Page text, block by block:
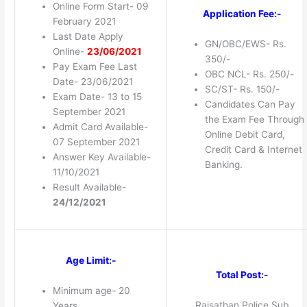
Online Form Start- 09
February 2021
Last Date Apply
Online- 23/06/2021
Pay Exam Fee Last
Date- 23/06/2021
Exam Date- 13 to 15
September 2021
Admit Card Available-
07 September 2021
Answer Key Available-
11/10/2021
Result Available-
24/12/2021
Application Fee:-
GN/OBC/EWS- Rs.
350/-
OBC NCL- Rs. 250/-
SC/ST- Rs. 150/-
Candidates Can Pay
the Exam Fee Through
Online Debit Card,
Credit Card & Internet
Banking.
Age Limit:-
Minimum age- 20
Total Post:-